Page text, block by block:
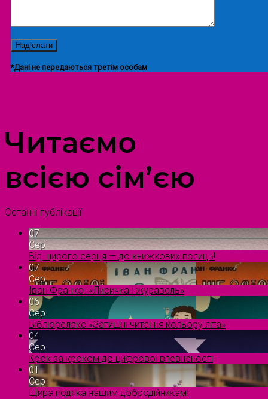
*Дані не передаються третім особам
Читаємо
всією сім’єю
Останні публікації
07
Сер
Від щирого серця — до книжкових полиць!
07
Сер
Іван Франко. «Лисичка і журавель»
06
Сер
Бібліорелакс «Затишні читання кольору літа»
04
Сер
Крок за кроком до цифрової впевненості
01
Сер
Щира подяка нашим добродійникам!